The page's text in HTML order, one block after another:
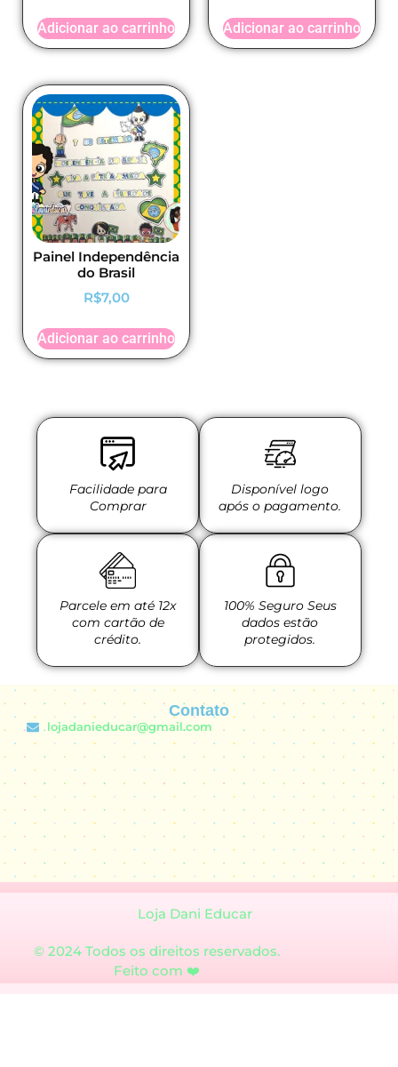
Adicionar ao carrinho Adicionar ao carrinho
Painel Independência
do Brasil
R$7,00
Adicionar ao carrinho
Facilidade para
Comprar
Disponível logo
após o pagamento.
Parcele em até 12x
com cartão de
crédito.
100% Seguro Seus
dados estão
protegidos.
Contato
lojadanieducar@gmail.com
Loja Dani Educar
© 2024 Todos os direitos reservados.
Feito com ❤️